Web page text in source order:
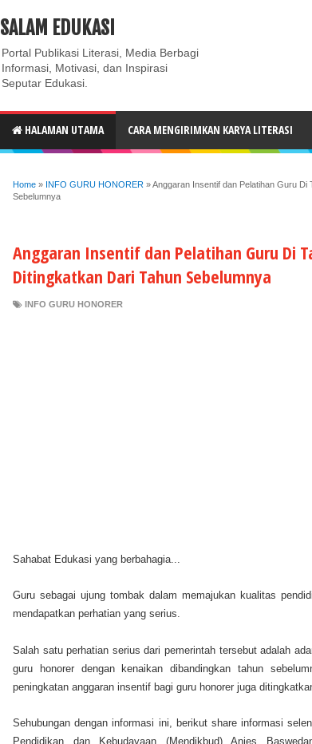
ABOUT CONTACT US
SALAM EDUKASI
Portal Publikasi Literasi, Media Berbagi
Informasi, Motivasi, dan Inspirasi
Seputar Edukasi.
HALAMAN UTAMA CARA MENGIRIMKAN KARYA LITERASI
Home » INFO GURU HONORER »Anggaran Insentif dan Pelatihan Guru Di
Sebelumnya
Anggaran Insentif dan Pelatihan Guru Di
Ditingkatkan Dari Tahun Sebelumnya
INFO GURU HONORER
Sahabat Edukasi yang berbahagia...
Guru sebagai ujung tombak dalam memajukan kualitas
mendapatkan perhatian yang serius.
Salah satu perhatian serius dari pemerintah tersebut adalah
guru honorer dengan kenaikan dibandingkan tahun
peningkatan anggaran insentif bagi guru honorer juga
Sehubungan dengan informasi ini, berikut share informasi
Pendidikan dan Kebudayaan (Mendikbud) Anies